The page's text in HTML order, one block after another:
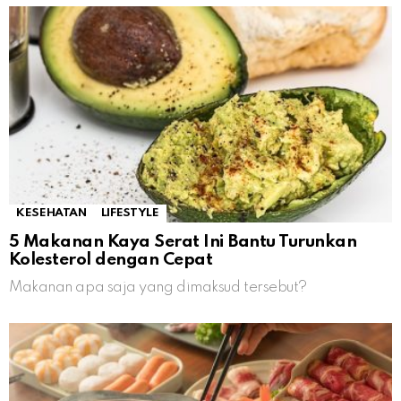
KESEHATAN LIFESTYLE
5 Makanan Kaya Serat Ini Bantu Turunkan
Kolesterol dengan Cepat
Makanan apa saja yang dimaksud tersebut?